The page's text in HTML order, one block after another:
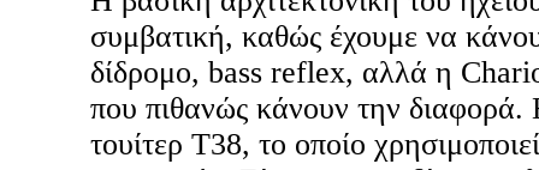
συμβατική, καθώς έχουμε να
δίδρομο, bass reflex, αλλά η Chario
που πιθανώς κάνουν την
τουίτερ Τ38, το οποίο